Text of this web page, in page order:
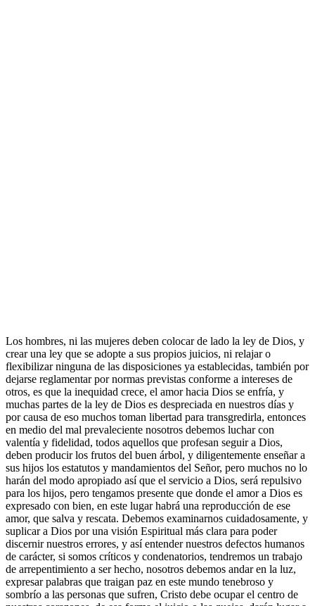
Los hombres, ni las mujeres deben colocar de lado la ley de Dios, y
crear una ley que se adopte a sus propios juicios, ni relajar o
flexibilizar ninguna de las disposiciones ya establecidas, también por
dejarse reglamentar por normas previstas conforme a intereses de
otros, es que la inequidad crece, el amor hacia Dios se enfría, y
muchas partes de la ley de Dios es despreciada en nuestros días y
por causa de eso muchos toman libertad para transgredirla, entonces
en medio del mal prevaleciente nosotros debemos luchar con
valentía y fidelidad, todos aquellos que profesan seguir a Dios,
deben producir los frutos del buen árbol, y diligentemente enseñar a
sus hijos los estatutos y mandamientos del Señor, pero muchos no lo
harán del modo apropiado así que el servicio a Dios, será repulsivo
para los hijos, pero tengamos presente que donde el amor a Dios es
expresado con bien, en este lugar habrá una reproducción de ese
amor, que salva y rescata. Debemos examinarnos cuidadosamente, y
suplicar a Dios por una visión Espiritual más clara para poder
discernir nuestros errores, y así entender nuestros defectos humanos
de carácter, si somos críticos y condenatorios, tendremos un trabajo
de arrepentimiento a ser hecho, nosotros debemos andar en la luz,
expresar palabras que traigan paz en este mundo tenebroso y
sombrío a las personas que sufren, Cristo debe ocupar el centro de